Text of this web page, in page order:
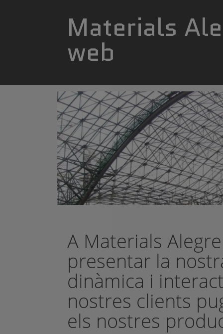
Materials
web
A Materials
presentar la
dinàmica i
nostres clients
els nostres